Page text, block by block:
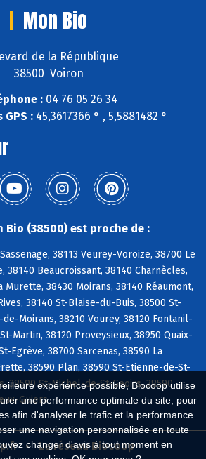
expérience possible, Biocoop utilise
une performance optimale du site, pour
afin d'analyser le trafic et la performance
une navigation personnalisée en toute
changer d'avis à tout moment en
Mon Bio
de la République
38500 Voiron
:04 76 05 26 34
:45,3617366 ° , 5,5881482 °
Bio (38500) est proche de :
38113 Veurey-Voroize, 38700 Le
38140 Beaucroissant, 38140 Charnècles,
Murette, 38430 Moirans, 38140 Réaumont,
38140 St-Blaise-du-Buis, 38500 St-
de-Moirans, 38210 Vourey, 38120 Fontanil-
Martin, 38120 Proveysieux, 38950 Quaix-
Egrève, 38700 Sarcenas, 38590 La
38590 Plan, 38590 St-Etienne-de-St-
38590 St-Michel-de-St-Geoirs, 38590
Guiers
Le réseau Biocoop